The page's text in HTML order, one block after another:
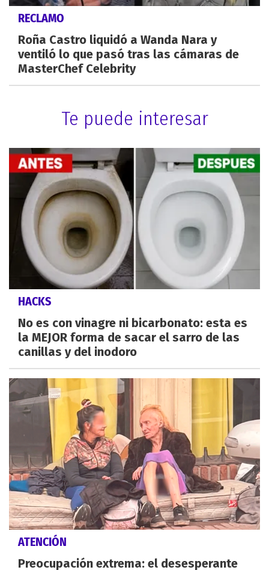
RECLAMO
Roña Castro liquidó a Wanda Nara y
ventiló lo que pasó tras las cámaras de
MasterChef Celebrity
Te puede interesar
HACKS
No es con vinagre ni bicarbonato: esta es
la MEJOR forma de sacar el sarro de las
canillas y del inodoro
ATENCIÓN
Preocupación extrema: el desesperante